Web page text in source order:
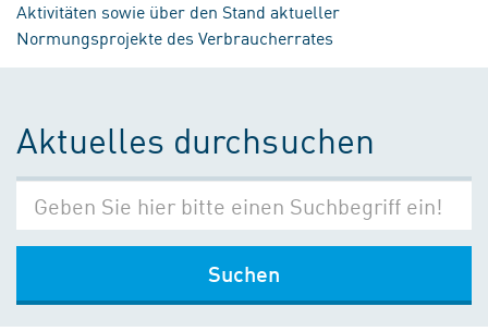
Aktivitäten sowie über den Stand aktueller
Normungsprojekte des Verbraucherrates
Aktuelles durchsuchen
Suchen